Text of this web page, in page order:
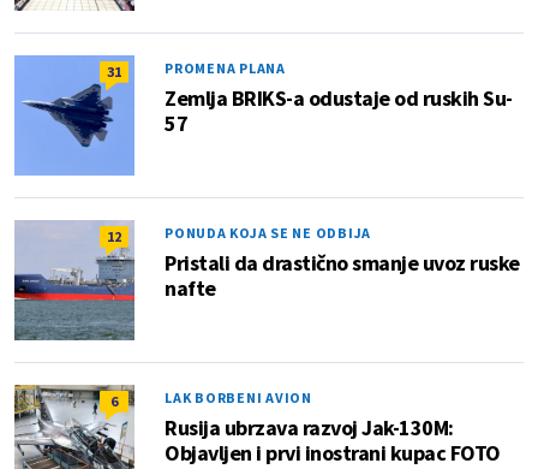
31 PROMENA PLANA
Zemlja BRIKS-a odustaje od ruskih Su-
57
12 PONUDA KOJA SE NE ODBIJA
Pristali da drastično smanje uvoz ruske
nafte
6 LAK BORBENI AVION
Rusija ubrzava razvoj Jak-130M:
Objavljen i prvi inostrani kupac FOTO